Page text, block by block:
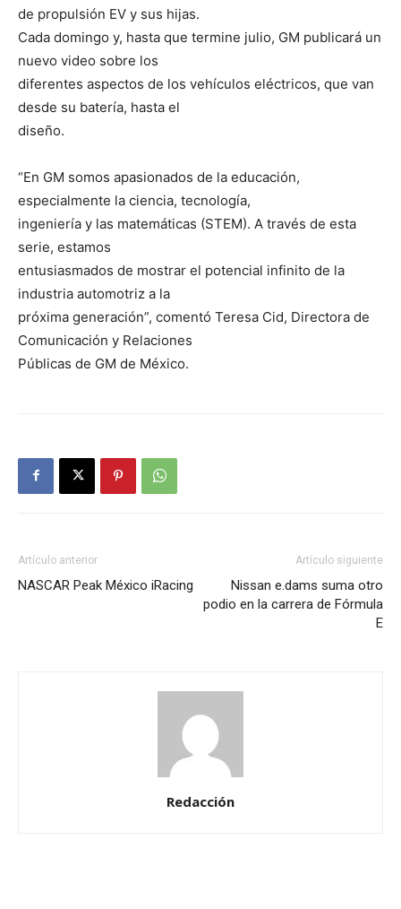
de propulsión EV y sus hijas.
Cada domingo y, hasta que termine julio, GM publicará un
nuevo video sobre los
diferentes aspectos de los vehículos eléctricos, que van
desde su batería, hasta el
diseño.
“En GM somos apasionados de la educación,
especialmente la ciencia, tecnología,
ingeniería y las matemáticas (STEM). A través de esta
serie, estamos
entusiasmados de mostrar el potencial infinito de la
industria automotriz a la
próxima generación”, comentó Teresa Cid, Directora de
Comunicación y Relaciones
Públicas de GM de México.
Artículo anterior
NASCAR Peak México iRacing
Artículo siguiente
Nissan e.dams suma otro
podio en la carrera de Fórmula
E
Redacción